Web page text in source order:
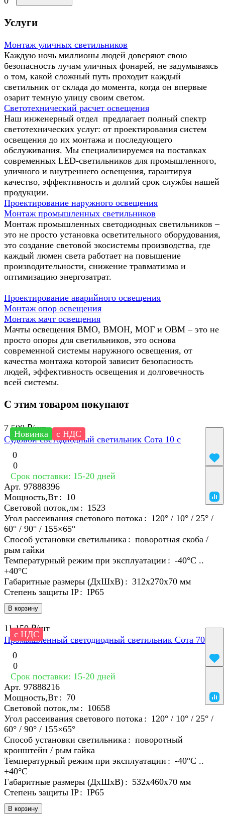
Услуги
Монтаж уличных светильников
Каждую ночь миллионы людей доверяют свою
безопасность лучам уличных фонарей, не задумываясь
о том, какой сложный путь проходит каждый
светильник от склада до момента, когда он впервые
озарит темную улицу своим светом.
Светотехнический расчет освещения
Наш инженерный отдел предлагает полный спектр
светотехнических услуг: от проектирования систем
освещения до их монтажа и последующего
обслуживания. Мы специализируемся на поставках
современных LED-светильников для промышленного,
уличного и внутреннего освещения, гарантируя
качество, эффективность и долгий срок службы нашей
продукции.
Проектирование наружного освещения
Монтаж промышленных светильников
Монтаж промышленных светодиодных светильников –
это не просто установка осветительного оборудования,
это создание световой экосистемы производства, где
каждый люмен света работает на повышение
производительности, снижение травматизма и
оптимизацию энергозатрат.
Проектирование аварийного освещения
Монтаж опор освещения
Монтаж мачт освещения
Мачты освещения ВМО, ВМОН, МОГ и ОВМ – это не
просто опоры для светильников, это основа
современной системы наружного освещения, от
качества монтажа которой зависит безопасность
людей, эффективность освещения и долговечность
всей системы.
С этим товаром покупают
Новинка с НДС
7 500 ₽/шт
Судовой светодиодный светильник Сота 10 с
0
0
Срок поставки: 15-20 дней
Арт. 97888396
В корзину
Мощность,Вт : 10
Световой поток,лм : 1523
Угол рассеивания светового потока : 120° / 10° / 25° /
60° / 90° / 155×65°
Способ установки светильника : поворотная скоба /
рым гайки
Температурный режим при эксплуатации : -40°С ..
+40°C
Габаритные размеры (ДхШхВ) : 312х270х70 мм
Степень защиты IP : IP65
с НДС
11 150 ₽/шт
Промышленный светодиодный светильник Сота 70
0
0
Срок поставки: 15-20 дней
Арт. 97888216
В корзину
Мощность,Вт : 70
Световой поток,лм : 10658
Угол рассеивания светового потока : 120° / 10° / 25° /
60° / 90° / 155×65°
Способ установки светильника : поворотный
кронштейн / рым гайка
Температурный режим при эксплуатации : -40°С ..
+40°C
Габаритные размеры (ДхШхВ) : 532х460х70 мм
Степень защиты IP : IP65